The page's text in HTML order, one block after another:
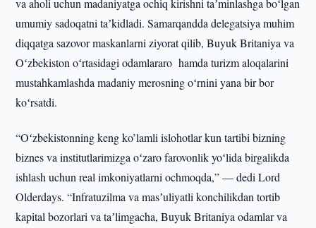
va aholi uchun madaniyatga ochiq kirishni taʼminlashga boʻlgan
umumiy sadoqatni taʼkidladi. Samarqandda delegatsiya muhim
diqqatga sazovor maskanlarni ziyorat qilib, Buyuk Britaniya va
Oʻzbekiston oʻrtasidagi odamlararo hamda turizm aloqalarini
mustahkamlashda madaniy merosning oʻrnini yana bir bor
koʻrsatdi.
“Oʻzbekistonning keng ko’lamli islohotlar kun tartibi bizning
biznes va institutlarimizga oʻzaro farovonlik yoʻlida birgalikda
ishlash uchun real imkoniyatlarni ochmoqda,” — dedi Lord
Olderdays. “Infratuzilma va masʼuliyatli konchilikdan tortib
kapital bozorlari va taʼlimgacha, Buyuk Britaniya odamlar va